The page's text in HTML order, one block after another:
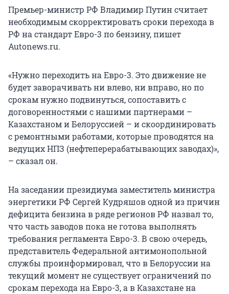
Премьер-министр РФ Владимир Путин считает
необходимым скорректировать сроки перехода в
РФ на стандарт Евро-3 по бензину, пишет
Autonews.ru.
«Нужно переходить на Евро-3. Это движение не
будет заворачивать ни влево, ни вправо, но по
срокам нужно подвинуться, сопоставить с
договоренностями с нашими партнерами –
Казахстаном и Белоруссией – и скоординировать
с ремонтными работами, которые проводятся на
ведущих НПЗ (нефтеперерабатывающих заводах)»,
– сказал он.
На заседании президиума заместитель министра
энергетики РФ Сергей Кудряшов одной из причин
дефицита бензина в ряде регионов РФ назвал то,
что часть заводов пока не готова выполнять
требования регламента Евро-3. В свою очередь,
представитель Федеральной антимонопольной
службы проинформировал, что в Белоруссии на
текущий момент не существует ограничений по
срокам перехода на Евро-3, а в Казахстане на